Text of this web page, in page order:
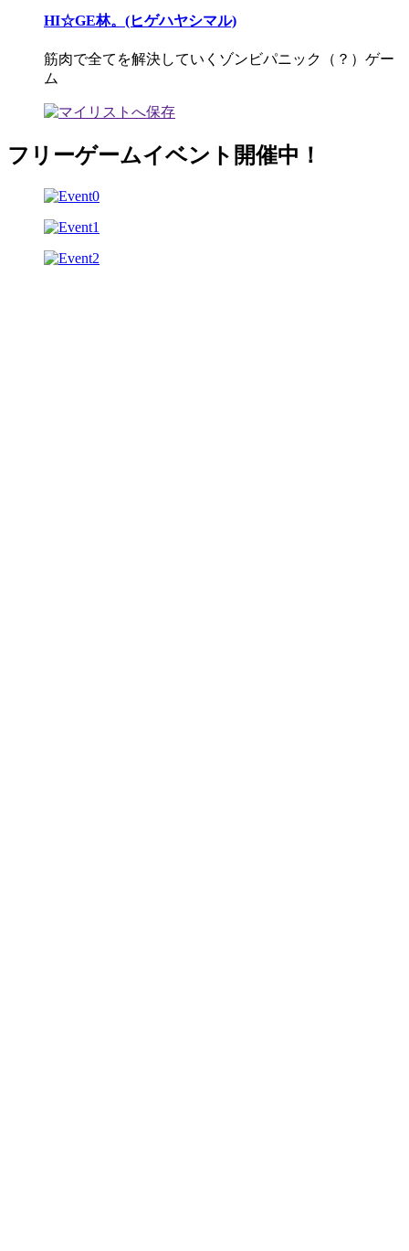
HI☆GE林。(ヒゲハヤシマル)
筋肉で全てを解決していくゾンビパニック（？）ゲー
ム
フリーゲームイベント開催中！